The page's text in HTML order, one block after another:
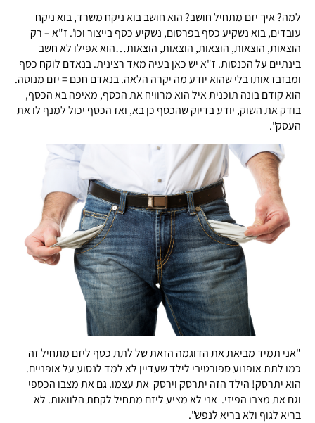
למה? איך יזם מתחיל חושב? הוא חושב בוא ניקח משרד, בוא ניקח
עובדים, בוא נשקיע כסף בפרסום, נשקיע כסף בייצור וכו'. ז"א – רק
הוצאות, הוצאות, הוצאות, הוצאות, הוצאות…הוא אפילו לא חשב
בינתיים על הכנסות. ז"א יש כאן בעיה מאד רצינית. בנאדם לוקח כסף
ומבזבז אותו בלי שהוא יודע מה יקרה הלאה. בנאדם חכם = יזם מנוסה.
הוא קודם בונה תוכנית איל הוא מרוויח את הכסף, מאיפה בא הכסף,
בודק את השוק, יודע בדיוק שהכסף כן בא, ואז הכסף יכול למנף לו את
העסק".
"אני תמיד מביאת את הדוגמה הזאת של לתת כסף ליזם מתחיל זה
כמו לתת אופנוע ספורטיבי לילד שעדיין לא למד לנסוע על אופניים.
הוא יתרסק! הילד הזה יתרסק וירסק את עצמו. גם את מצבו הכספי
וגם את מצבו הפיזי. אני לא מציע ליזם מתחיל לקחת הלוואות. לא
בריא לגוף ולא בריא לנפש".